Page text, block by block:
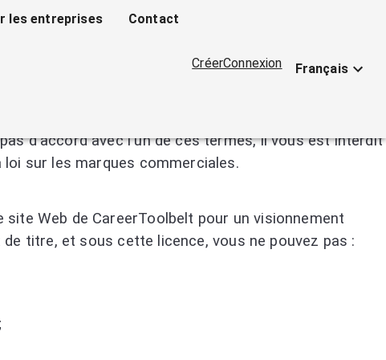
les entreprises Contact
CréerConnexion Français
d'accord avec l'un de ces termes, il vous est interdit
sur les marques commerciales.
Web de CareerToolbelt pour un visionnement
titre, et sous cette licence, vous ne pouvez pas :